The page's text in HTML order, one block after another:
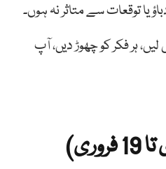
یا توقعات سے متاثر نہ ہوں۔
ہر فکر کو چھوڑ دیں، آپ